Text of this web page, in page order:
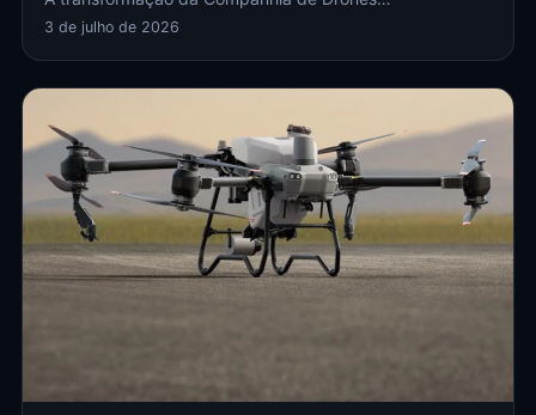
3 de julho de 2026